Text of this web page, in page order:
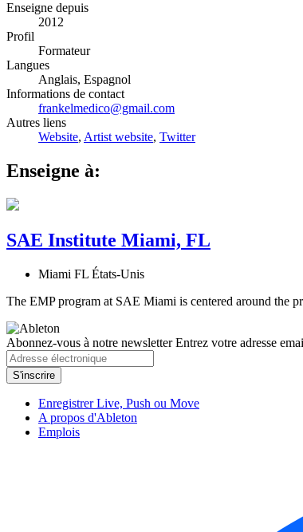
Enseigne depuis
2012
Profil
Formateur
Langues
Anglais, Espagnol
Informations de contact
frankelmedico@gmail.com
Autres liens
Website, Artist website, Twitter
Enseigne à:
SAE Institute Miami, FL
Miami FL États-Unis
The EMP program at SAE Miami is centered around the
Abonnez-vous à notre newsletterEntrez votre adresse
Enregistrer Live, Push ou Move
A propos d'Ableton
Emplois